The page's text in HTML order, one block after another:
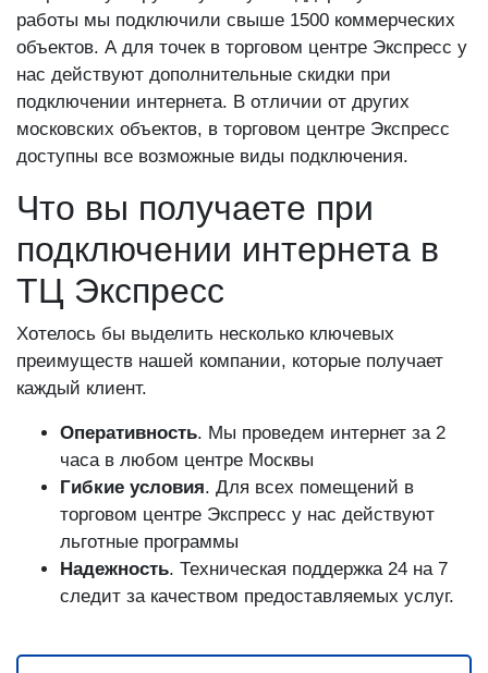
работы мы подключили свыше 1500 коммерческих
объектов. А для точек в торговом центре Экспресс у
нас действуют дополнительные скидки при
подключении интернета. В отличии от других
московских объектов, в торговом центре Экспресс
доступны все возможные виды подключения.
Что вы получаете при
подключении интернета в
ТЦ Экспресс
Хотелось бы выделить несколько ключевых
преимуществ нашей компании, которые получает
каждый клиент.
Оперативность. Мы проведем интернет за 2
часа в любом центре Москвы
Гибкие условия. Для всех помещений в
торговом центре Экспресс у нас действуют
льготные программы
Надежность. Техническая поддержка 24 на 7
следит за качеством предоставляемых услуг.